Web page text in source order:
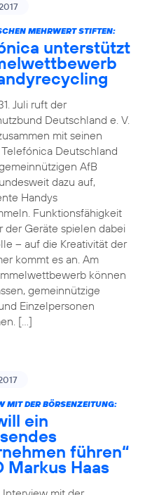
MEHRWERT STIFTEN:
unterstützt
Juli ruft der
Deutschland e. V.
mit seinen
Telefónica Deutschland
AfB
dazu auf,
Handys
Funktionsfähigkeit
der Geräte spielen dabei
– auf die Kreativität der
kommt es an. Am
können
gemeinnützige
Einzelpersonen
[…]
MIT DER BÖRSENZEITUNG:
ein
führen“
Markus Haas